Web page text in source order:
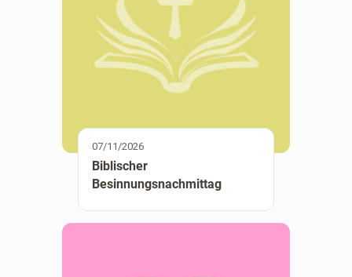
07/11/2026
Biblischer
Besinnungsnachmittag